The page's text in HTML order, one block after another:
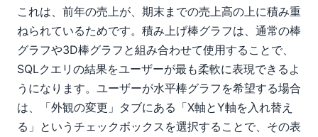
これは、前年の売上が、期末までの売上高の上に積み重
ねられているためです。積み上げ棒グラフは、通常の棒
グラフや3D棒グラフと組み合わせて使用することで、
SQLクエリの結果をユーザーが最も柔軟に表現できるよ
うになります。ユーザーが水平棒グラフを希望する場合
は、「外観の変更」タブにある「X軸とY軸を入れ替え
る」というチェックボックスを選択することで、その表